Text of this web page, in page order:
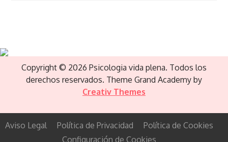
Copyright © 2026 Psicologia vida plena. Todos los
derechos reservados. Theme Grand Academy by
Creativ Themes
Aviso Legal Política de Privacidad
Política de Cookies
Configuración de Cookies